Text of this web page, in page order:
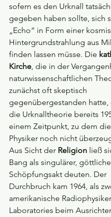
sofern es den Urknall
gegeben haben sollte, sich
„Echo“ in Form einer
Hintergrundstrahlung aus
finden lassen müsse. Die
Kirche, die in der
naturwissenschaftlichen
zunächst oft skeptisch
gegenübergestanden hatte,
die Urknalltheorie bereits
einem Zeitpunkt, zu dem
Physiker noch nicht
Aus Sicht der Religion ließ
Bang als singulärer,
Schöpfungsakt deuten. Der
Durchbruch kam 1964, als
amerikanische
Laboratories beim